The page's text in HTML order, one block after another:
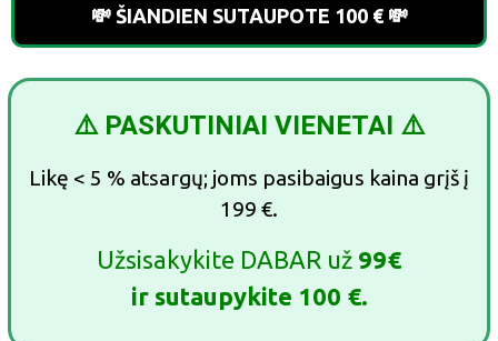
💸 ŠIANDIEN SUTAUPOTE 100 € 💸
⚠️ PASKUTINIAI VIENETAI ⚠️
Likę < 5 % atsargų; joms pasibaigus kaina grįš į
199 €.
Užsisakykite DABAR už 99€
ir sutaupykite 100 €.